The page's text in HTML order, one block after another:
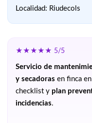
Localidad: Riudecols
★★★★★ 5/5
Servicio de
y secadoras en finca
checklist y plan
incidencias.